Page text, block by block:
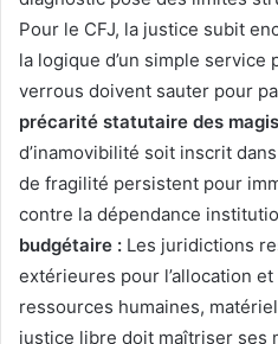
Pour le CFJ, la justice subit
la logique d’un simple service
verrous doivent sauter pour
précarité statutaire des
d’inamovibilité soit inscrit
de fragilité persistent pour
contre la dépendance
budgétaire : Les juridictions
extérieures pour l’allocation
ressources humaines,
justice libre doit maîtriser ses